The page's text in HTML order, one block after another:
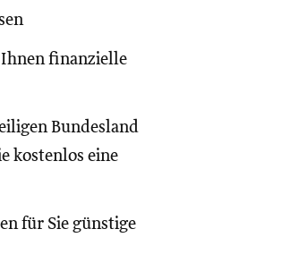
finanzielle
Bundesland
kostenlos eine
für Sie günstige